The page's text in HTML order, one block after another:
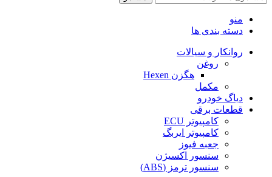
منو
دسته بندی ها
روانکار و سیالات
روغن
هگزن Hexen
مکمل
دیاگ خودرو
قطعات برقی
کامپیوتر ECU
کامپیوتر ایربگ
جعبه فیوز
سنسور اکسیژن
سنسور ترمز (ABS)